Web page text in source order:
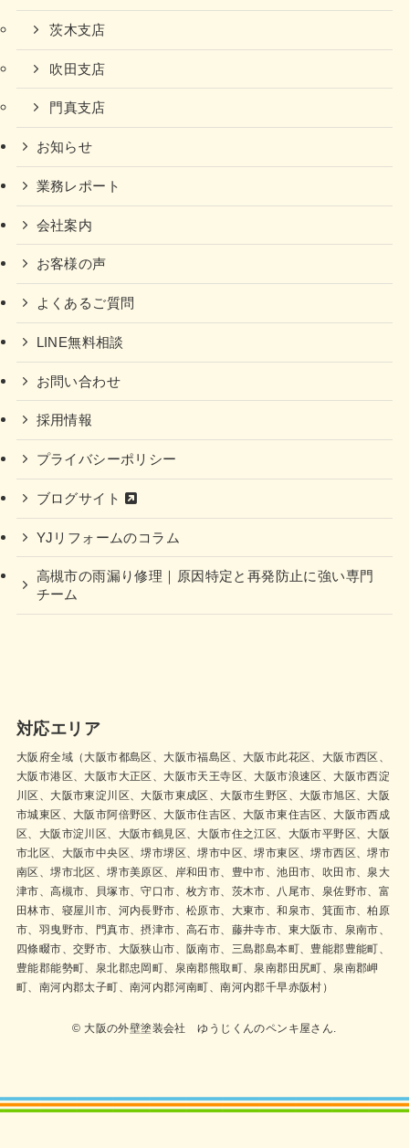
茨木支店
吹田支店
門真支店
お知らせ
業務レポート
会社案内
お客様の声
よくあるご質問
LINE無料相談
お問い合わせ
採用情報
プライバシーポリシー
ブログサイト
YJリフォームのコラム
高槻市の雨漏り修理｜原因特定と再発防止に強い専門
チーム
対応エリア
大阪府全域（大阪市都島区、大阪市福島区、大阪市此花区、大阪市西区、
大阪市港区、大阪市大正区、大阪市天王寺区、大阪市浪速区、大阪市西淀
川区、大阪市東淀川区、大阪市東成区、大阪市生野区、大阪市旭区、大阪
市城東区、大阪市阿倍野区、大阪市住吉区、大阪市東住吉区、大阪市西成
区、大阪市淀川区、大阪市鶴見区、大阪市住之江区、大阪市平野区、大阪
市北区、大阪市中央区、堺市堺区、堺市中区、堺市東区、堺市西区、堺市
南区、堺市北区、堺市美原区、岸和田市、豊中市、池田市、吹田市、泉大
津市、高槻市、貝塚市、守口市、枚方市、茨木市、八尾市、泉佐野市、富
田林市、寝屋川市、河内長野市、松原市、大東市、和泉市、箕面市、柏原
市、羽曳野市、門真市、摂津市、高石市、藤井寺市、東大阪市、泉南市、
四條畷市、交野市、大阪狭山市、阪南市、三島郡島本町、豊能郡豊能町、
豊能郡能勢町、泉北郡忠岡町、泉南郡熊取町、泉南郡田尻町、泉南郡岬
町、南河内郡太子町、南河内郡河南町、南河内郡千早赤阪村）
© 大阪の外壁塗装会社 ゆうじくんのペンキ屋さん.